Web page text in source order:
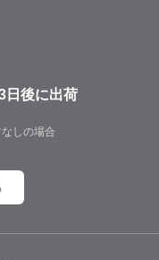
日後に出荷
しの場合